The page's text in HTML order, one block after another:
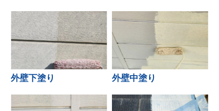
外壁下塗り 外壁中塗り